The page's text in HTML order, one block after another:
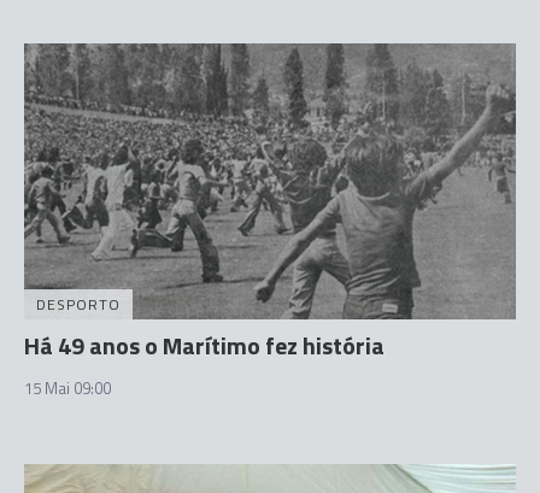
DESPORTO
Há 49 anos o Marítimo fez história
15 Mai 09:00